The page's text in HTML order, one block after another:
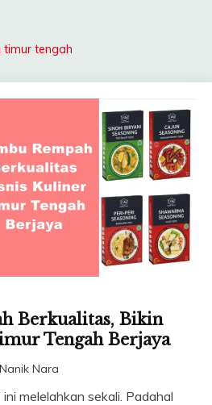
timur tengah
Berkualitas, Bikin
Tengah Berjaya
Nanik Nara
melelahkan sekali. Padahal